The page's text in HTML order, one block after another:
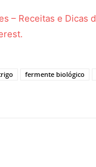
– Receitas e Dicas
fermente biológico